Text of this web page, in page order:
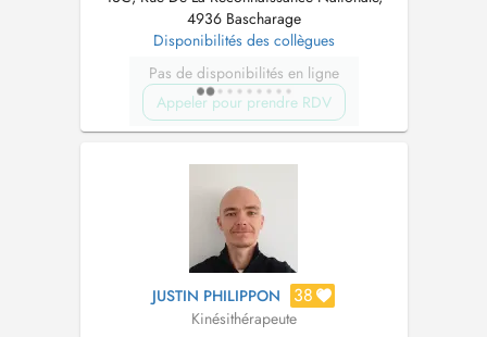
4936 Bascharage
Disponibilités des collègues
Pas de disponibilités en ligne
Appeler pour prendre RDV
JUSTIN PHILIPPON 38
Kinésithérapeute